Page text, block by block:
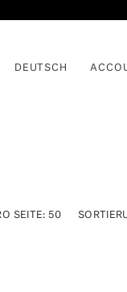
DEUTSCH
SEITE:50